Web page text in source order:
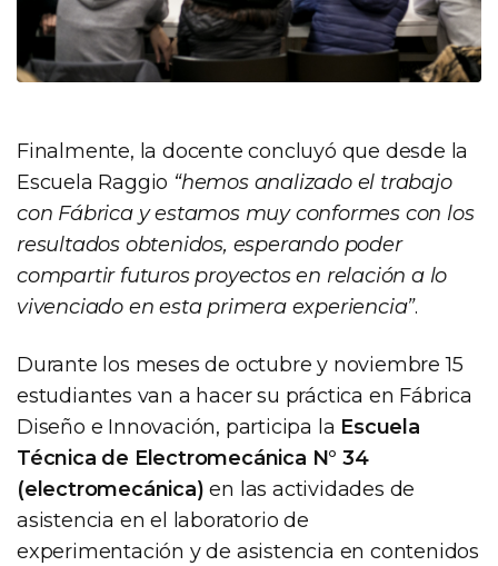
Finalmente, la docente concluyó que desde la
Escuela Raggio “hemos analizado el trabajo
con Fábrica y estamos muy conformes con los
resultados obtenidos, esperando poder
compartir futuros proyectos en relación a lo
vivenciado en esta primera experiencia”.
Durante los meses de octubre y noviembre 15
estudiantes van a hacer su práctica en Fábrica
Diseño e Innovación, participa la Escuela
Técnica de Electromecánica N° 34
(electromecánica) en las actividades de
asistencia en el laboratorio de
experimentación y de asistencia en contenidos